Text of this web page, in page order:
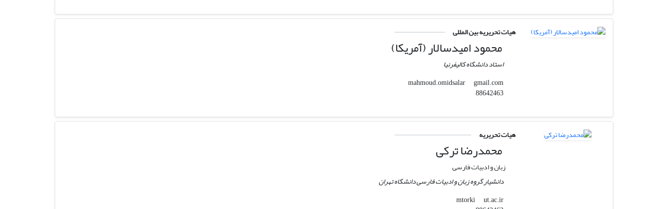
هیات تحریریه بین المللی
محمود امیدسالار (آمریکا)
استاد دانشگاه کالیفرنیا
gmail.com
هیات تحریریه
محمدرضا ترکی
زبان و ادبیات فارسی
دانشیار گروه زبان و ادبیات فارسی دانشگاه تهران
ut.ac.ir